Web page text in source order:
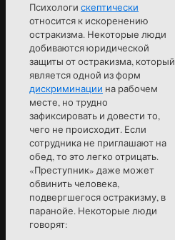
Психологи скептически
относится к искоренению
остракизма. Некоторые люди
добиваются юридической
защиты от остракизма, который
является одной из форм
дискриминации на рабочем
месте, но трудно
зафиксировать и довести то,
чего не происходит. Если
сотрудника не приглашают на
обед, то это легко отрицать.
«Преступник» даже может
обвинить человека,
подвергшегося остракизму, в
паранойе. Некоторые люди
говорят: